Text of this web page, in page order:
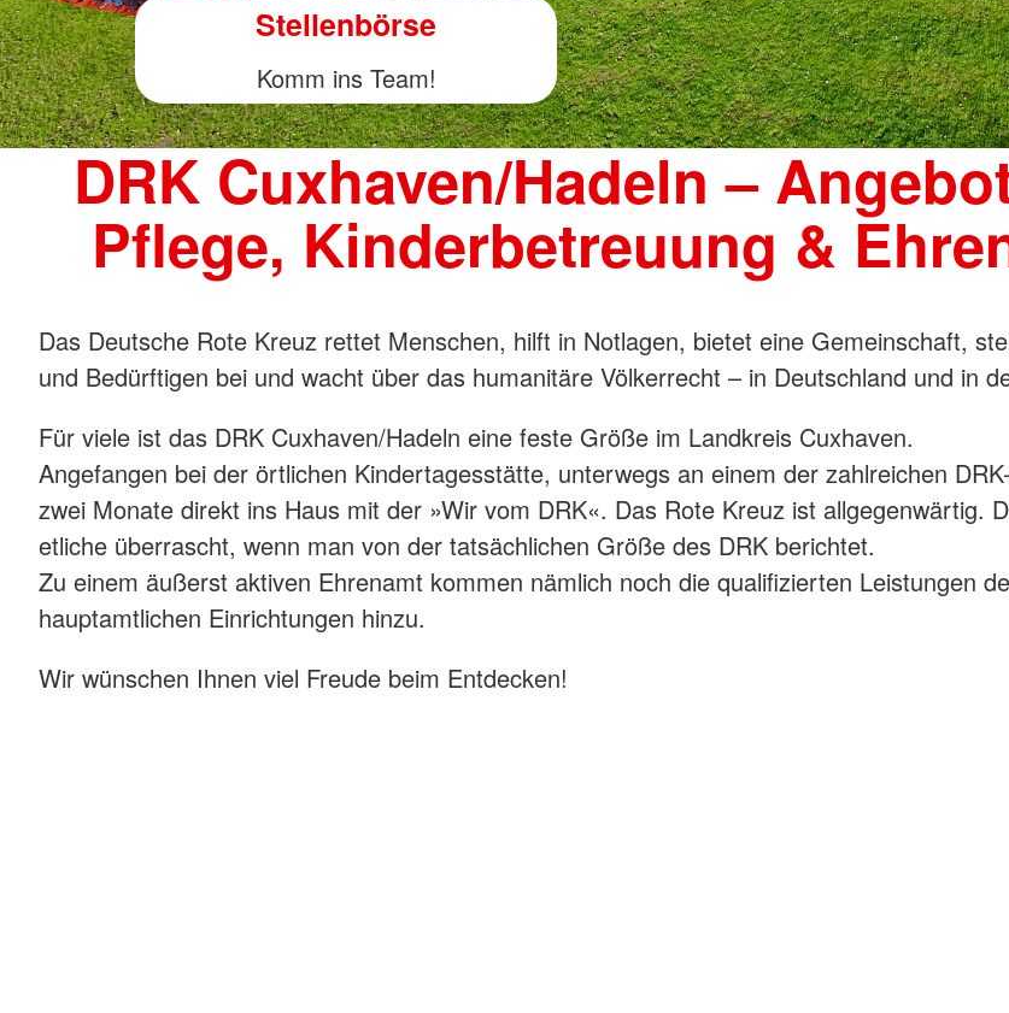
Stellenbörse
Komm ins Team!
DRK Cuxhaven/Hadeln –
Pflege, Kinderbetreuung &
Das Deutsche Rote Kreuz rettet Menschen, hilft in Notlagen, bietet eine Gemeinschaft,
und Bedürftigen bei und wacht über das humanitäre Völkerrecht – in Deutschland und in
Für viele ist das DRK Cuxhaven/Hadeln eine feste Größe im Landkreis Cuxhaven.
Angefangen bei der örtlichen Kindertagesstätte, unterwegs an einem der zahlreichen
zwei Monate direkt ins Haus mit der »Wir vom DRK«. Das Rote Kreuz ist allgegenwärtig.
etliche überrascht, wenn man von der tatsächlichen Größe des DRK berichtet.
Zu einem äußerst aktiven Ehrenamt kommen nämlich noch die qualifizierten Leistungen
hauptamtlichen Einrichtungen hinzu.
Wir wünschen Ihnen viel Freude beim Entdecken!